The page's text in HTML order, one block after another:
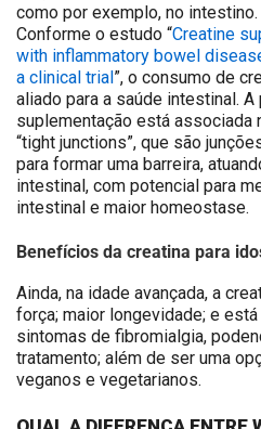
como por exemplo, no intestino.
Conforme o estudo “Creatine
with inflammatory bowel
a clinical trial”, o consumo de
aliado para a saúde intestinal.
suplementação está associada
“tight junctions”, que são
para formar uma barreira,
intestinal, com potencial para
intestinal e maior homeostase.
Benefícios da creatina para
Ainda, na idade avançada, a
força; maior longevidade; e
sintomas de fibromialgia,
tratamento; além de ser uma
veganos e vegetarianos.